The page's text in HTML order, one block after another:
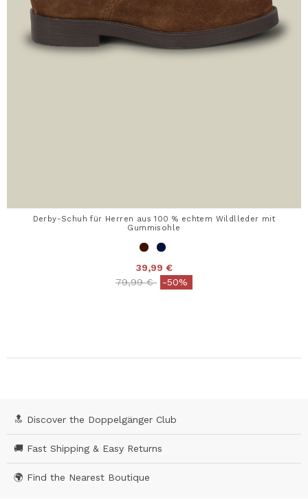
Derby-Schuh für Herren aus 100 % echtem Wildlleder mit
Gummisohle
39,99 €
Price reduced from
79,99 €to-50%
🔝 Discover the Doppelgänger Club
🚚 Fast Shipping & Easy Returns
🌍 Find the Nearest Boutique